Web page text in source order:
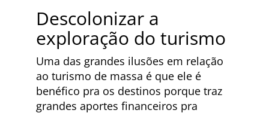
Descolonizar a
exploração do turismo
Uma das grandes ilusões em relação
ao turismo de massa é que ele é
benéfico pra os destinos porque traz
grandes aportes financeiros pra